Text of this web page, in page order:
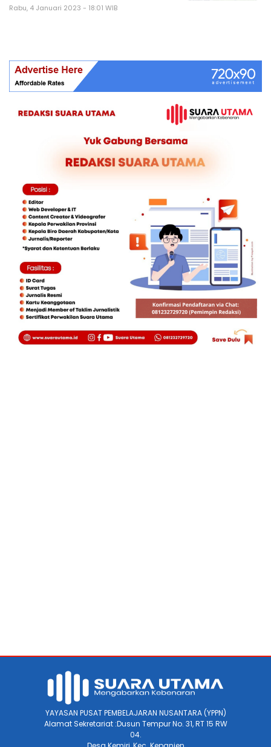
Rabu, 4 Januari 2023 - 18:01 WIB
YAYASAN PUSAT PEMBELAJARAN NUSANTARA (YPPN)
Alamat Sekretariat :Dusun Tempur No. 31, RT 15 RW
04.